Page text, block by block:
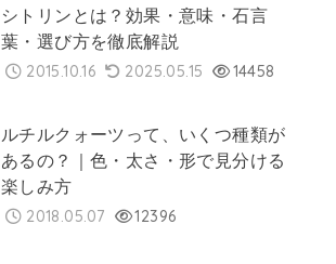
シトリンとは？効果・意味・石言
葉・選び方を徹底解説
2015.10.16 2025.05.15 14458
ルチルクォーツって、いくつ種類が
あるの？｜色・太さ・形で見分ける
楽しみ方
2018.05.07 12396